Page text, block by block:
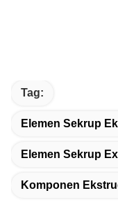
Tag:
Elemen Sekrup
Elemen Sekrup
Komponen